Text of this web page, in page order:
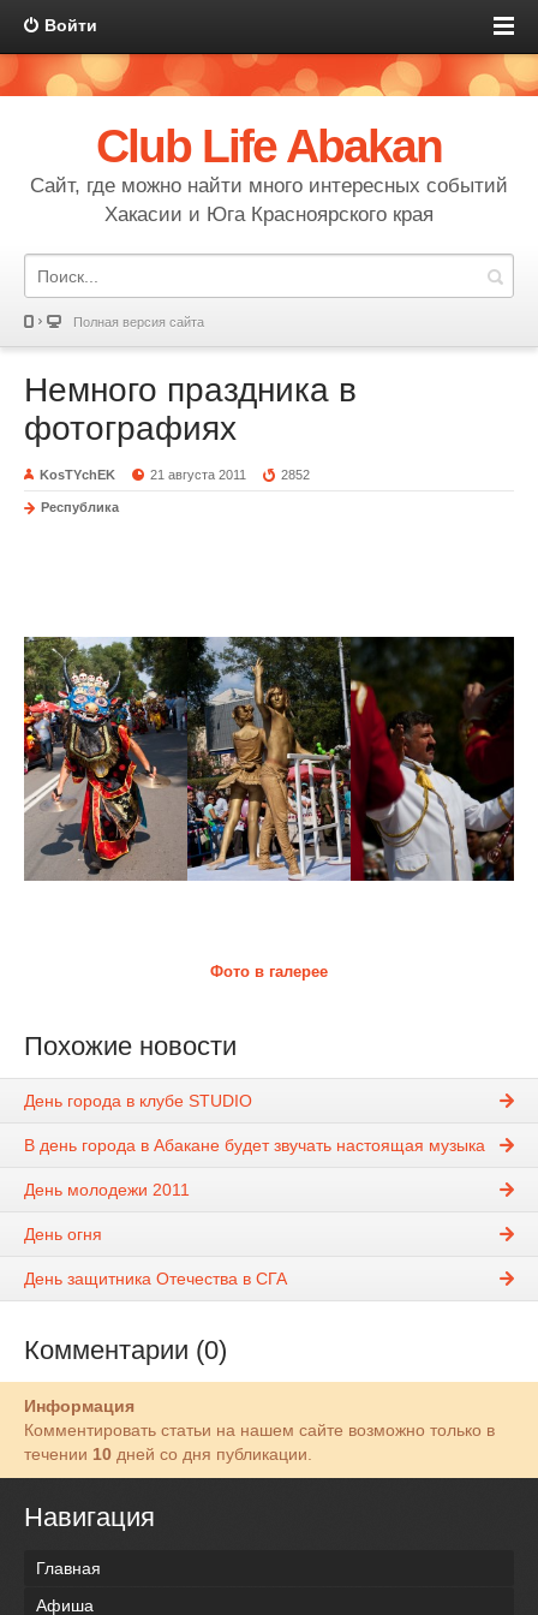
Войти
Club Life Abakan
Сайт, где можно найти много интересных событий
Хакасии и Юга Красноярского края
Полная версия сайта
Немного праздника в
фотографиях
KosTYchEK 21 августа 2011 2852
Республика
Фото в галерее
Похожие новости
День города в клубе STUDIO
В день города в Абакане будет звучать настоящая музыка
День молодежи 2011
День огня
День защитника Отечества в СГА
Комментарии (0)
Информация
Комментировать статьи на нашем сайте возможно только в
течении 10 дней со дня публикации.
Навигация
Главная
Афиша